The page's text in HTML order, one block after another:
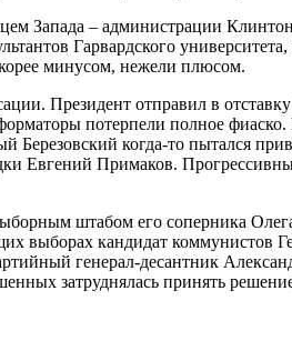
Запада – администрации
Гарвардского
минусом, нежели плюсом.
Президент отправил в
потерпели полное
Березовский когда-то пытался
Евгений Примаков.
штабом его соперника
выборах кандидат коммунистов
генерал-десантник
затруднялась принять